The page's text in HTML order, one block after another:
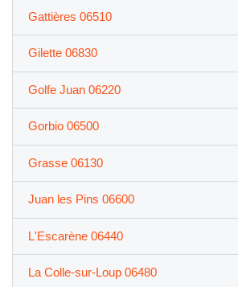
Gattières 06510
Gilette 06830
Golfe Juan 06220
Gorbio 06500
Grasse 06130
Juan les Pins 06600
L'Escarène 06440
La Colle-sur-Loup 06480